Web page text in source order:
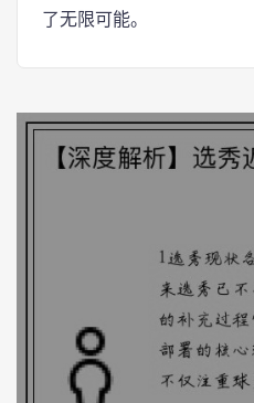
了无限可能。